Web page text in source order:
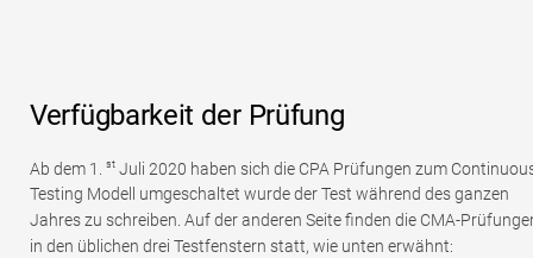
Verfügbarkeit der Prüfung
Ab dem 1. st Juli 2020 haben sich die CPA Prüfungen zum
Testing Modell umgeschaltet wurde der Test während des ganzen
Jahres zu schreiben. Auf der anderen Seite finden die CMA-
in den üblichen drei Testfenstern statt, wie unten erwähnt: